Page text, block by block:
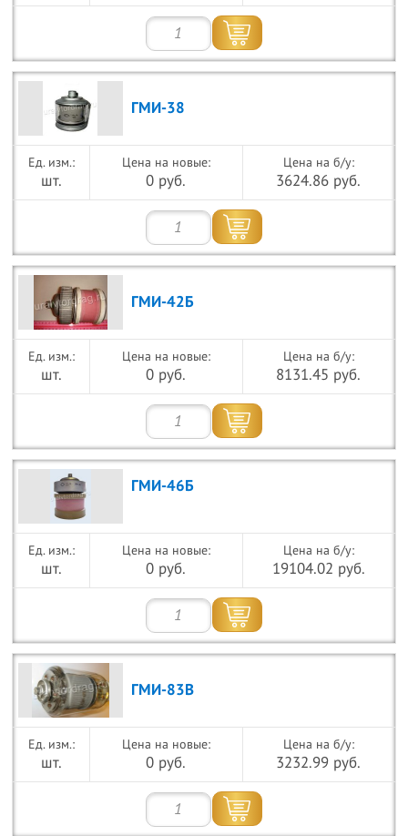
ГМИ-38
шт.
Цена на новые:
0 руб.
Цена на б/у:
3624.86 руб.
ГМИ-42Б
шт.
Цена на новые:
0 руб.
Цена на б/у:
8131.45 руб.
ГМИ-46Б
шт.
Цена на новые:
0 руб.
Цена на б/у:
19104.02 руб.
ГМИ-83В
шт.
Цена на новые:
0 руб.
Цена на б/у:
3232.99 руб.